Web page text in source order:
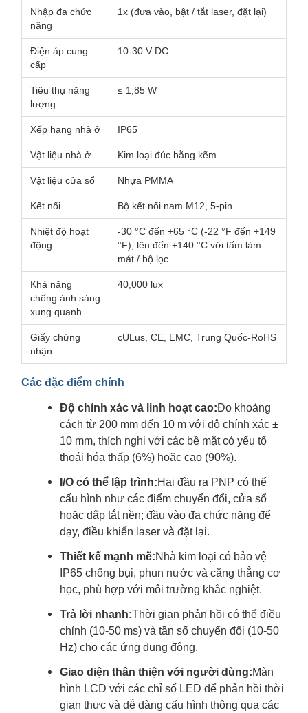
Nhập đa chức
năng
1x (đưa vào, bật / tắt laser, đặt lại)
Điện áp cung
cấp
10-30 V DC
Tiêu thụ năng
lượng
≤ 1,85 W
Xếp hạng nhà ở IP65
Vật liệu nhà ở Kim loại đúc bằng kẽm
Vật liệu cửa sổ Nhựa PMMA
Kết nối Bộ kết nối nam M12, 5-pin
Nhiệt độ hoạt
động
-30 °C đến +65 °C (-22 °F đến +149
°F); lên đến +140 °C với tấm làm
mát / bộ lọc
Khả năng
chống ánh sáng
xung quanh
40,000 lux
Giấy chứng
nhận
cULus, CE, EMC, Trung Quốc-RoHS
Các đặc điểm chính
Độ chính xác và linh hoạt cao:Đo khoảng
cách từ 200 mm đến 10 m với độ chính xác ±
10 mm, thích nghi với các bề mặt có yếu tố
thoái hóa thấp (6%) hoặc cao (90%).
I/O có thể lập trình:Hai đầu ra PNP có thể
cấu hình như các điểm chuyển đổi, cửa sổ
hoặc dập tắt nền; đầu vào đa chức năng để
dạy, điều khiển laser và đặt lại.
Thiết kế mạnh mẽ:Nhà kim loại có bảo vệ
IP65 chống bụi, phun nước và căng thẳng cơ
học, phù hợp với môi trường khắc nghiệt.
Trả lời nhanh:Thời gian phản hồi có thể điều
chỉnh (10-50 ms) và tần số chuyển đổi (10-50
Hz) cho các ứng dụng động.
Giao diện thân thiện với người dùng:Màn
hình LCD với các chỉ số LED để phản hồi thời
gian thực và dễ dàng cấu hình thông qua các